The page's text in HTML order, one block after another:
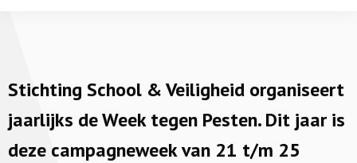
Stichting School & Veiligheid organiseert
jaarlijks de Week tegen Pesten. Dit jaar is
deze campagneweek van 21 t/m 25